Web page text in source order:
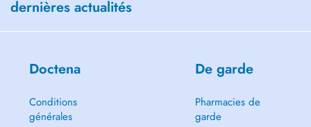
dernières actualités
Doctena
Conditions
générales
De garde
Pharmacies de
garde